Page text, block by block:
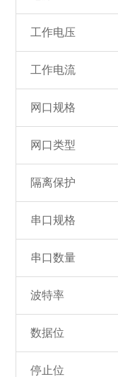
工作电压
工作电流
网口规格
网口类型
隔离保护
串口规格
串口数量
波特率
数据位
停止位